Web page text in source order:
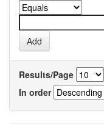
Results/Page
In order